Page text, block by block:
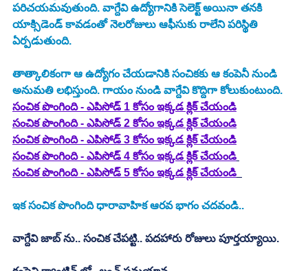
పరిచయమవుతుంది. వాగ్దేవి ఉద్యోగానికి సెలెక్ట్ అయినా తనకి
యాక్సిడెండ్ కావడంతో నెలరోజులు ఆఫీసుకు రాలేని పరిస్థితి
ఏర్పడుతుంది.
తాత్కాలికంగా ఆ ఉద్యోగం చేయడానికి సంచికకు ఆ కంపెనీ నుండి
అనుమతి లభిస్తుంది. గాయం నుండి వాగ్దేవి కొద్దిగా కోలుకుంటుంది.
సంచిక పొంగింది - ఎపిసోడ్ 1 కోసం ఇక్కడ క్లిక్ చేయండి
సంచిక పొంగింది - ఎపిసోడ్ 2 కోసం ఇక్కడ క్లిక్ చేయండి
సంచిక పొంగింది - ఎపిసోడ్ 3 కోసం ఇక్కడ క్లిక్ చేయండి
సంచిక పొంగింది - ఎపిసోడ్ 4 కోసం ఇక్కడ క్లిక్ చేయండి
సంచిక పొంగింది - ఎపిసోడ్ 5 కోసం ఇక్కడ క్లిక్ చేయండి
ఇక సంచిక పొంగింది ధారావాహిక ఆరవ భాగం చదవండి..
వాగ్దేవి జాబ్ ను.. సంచిక చేపట్టి.. పదహారు రోజులు పూర్తయ్యాయి.